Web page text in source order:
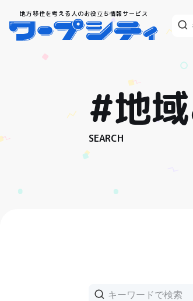
地方移住を考える人のお役立ち情報サービス
#地
SEARCH